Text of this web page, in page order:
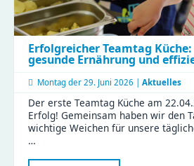
Erfolgreicher Teamtag
gesunde Ernährung und
Montag der 29. Juni 2026 | Aktuelles
Der erste Teamtag Küche am
Erfolg! Gemeinsam haben wir den
wichtige Weichen für unsere
…